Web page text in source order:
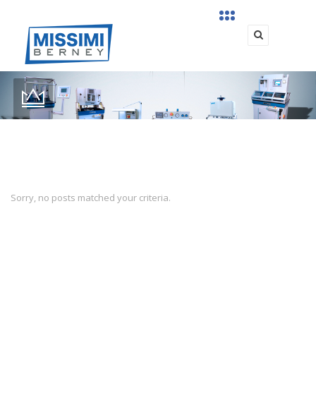
Sorry, no posts matched your criteria.